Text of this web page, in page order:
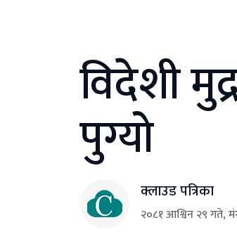
विदेशी
पुग्यो
क्लाउड पत्रिका
२०८१ आश्विन २९ गते,